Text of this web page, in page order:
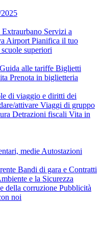
Extraurbano Servizi a
Airport Pianifica il tuo
superiori
alle tariffe Biglietti
Prenota in biglietteria
di viaggio e diritti dei
attivare Viaggi di gruppo
Detrazioni fiscali Vita in
medie Autostazioni
Bandi di gara e Contratti
e la Sicurezza
della corruzione Pubblicità
noi